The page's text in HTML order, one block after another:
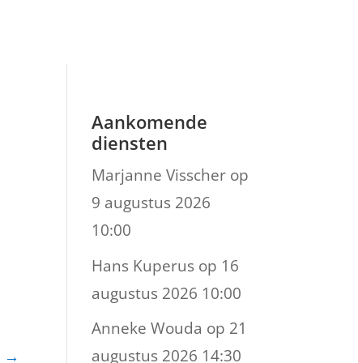
→
Aankomende
diensten
Marjanne Visscher op
9 augustus 2026
10:00
Hans Kuperus op 16
augustus 2026 10:00
Anneke Wouda op 21
augustus 2026 14:30